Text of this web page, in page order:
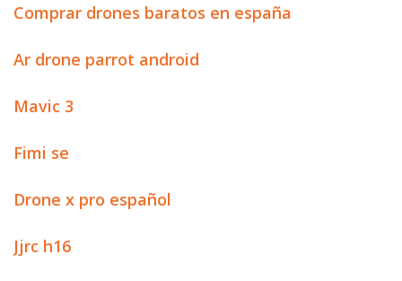
Comprar drones baratos en españa
Ar drone parrot android
Mavic 3
Fimi se
Drone x pro español
Jjrc h16